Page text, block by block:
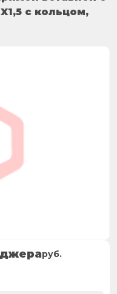
с кольцом,
руб.